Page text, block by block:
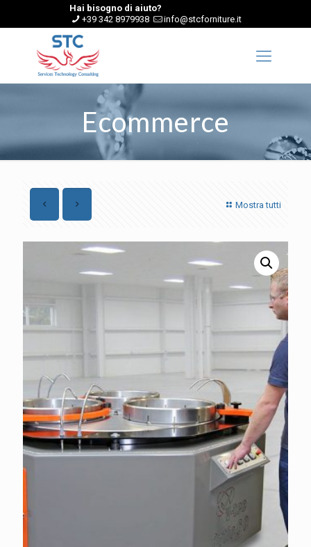
Hai bisogno di aiuto?
+39 342 8979938
info@stcforniture.it
Ecommerce
Mostra tutti